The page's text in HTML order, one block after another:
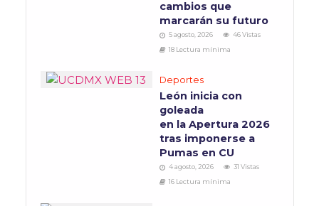
cambios que
marcarán su futuro
5 agosto, 2026
46 Vistas
18 Lectura mínima
Deportes
León inicia con
goleada
en la Apertura 2026
tras imponerse a
Pumas en CU
4 agosto, 2026
31 Vistas
16 Lectura mínima